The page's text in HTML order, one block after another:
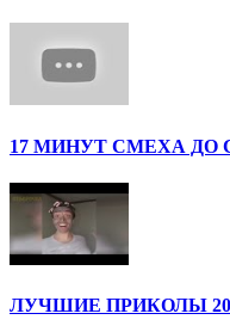
17 МИНУТ СМЕХА ДО
ЛУЧШИЕ ПРИКОЛЫ